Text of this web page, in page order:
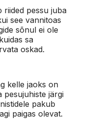
riided pessu juba
see vannitoas
sõnul ei ole
sa
oskad.
kelle jaoks on
pesujuhiste järgi
pakub
paigas olevat.